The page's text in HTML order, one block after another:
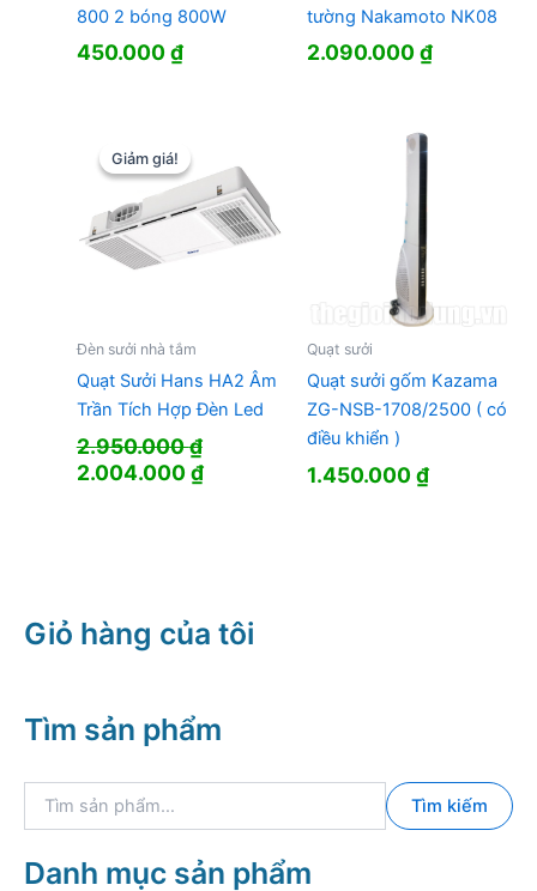
800 2 bóng 800W
450.000₫
tường Nakamoto NK08
2.090.000₫
Giảm giá!
Giảm giá!
Đèn sưởi nhà tắm
Quạt Sưởi Hans HA2 Âm
Trần Tích Hợp Đèn Led
2.950.000₫
Giá
2.004.000₫Giá
Quạt sưởi
Quạt sưởi gốm Kazama
ZG-NSB-1708/2500 ( có
điều khiển )
1.450.000₫
Giỏ hàng của tôi
Tìm sản phẩm
k
Tìm kiếm
Danh mục sản phẩm